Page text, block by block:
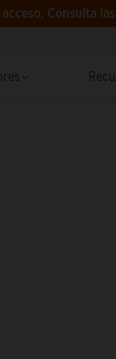
Consulta